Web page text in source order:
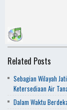
Related Posts
Sebagian Wilayah
Ketersediaan Air
Dalam Waktu